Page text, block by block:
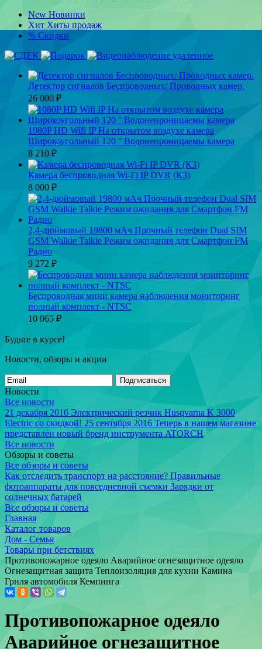
New Новинки
Хит Хиты продаж
% Скидки
Детектор сигналов Беспроводных/ Проводных камер.
26 000 ₽
1080P HD Wifi IP На открытом воздухе камера
Широкоугольный 120 ° Водонепроницаемы камера
8 210 ₽
Камера беспроводная Wi-Fi IP DVR (К3)
8 000 ₽
2,4-дюймовый 19800 мАч Прочный телефон Dual SIM
GSM Walkie Talkie Режим ожидания для Смартфон FM
Радио
9 272 ₽
Беспроводная мини камера наблюдения мониторинг
полный комплект - NTSC
10 065 ₽
Будьте в курсе!
Новости, обзоры и акции
Подписаться
Новости
Все новости
21 декабря 2016 Электрический резчик Husqvarna K 3000
Electric со скидкой! 25 сентября 2016 Теперь в нашем магазине
представлен новый бренд инструмента ATORCH
Все новости
Обзоры и советы
Все обзоры и советы
Как отследить транспорт на расстояние? Правильные
фотоаппараты для повседневной съемки Зарядки от
солнечных батарей
Все обзоры и советы
Главная
Каталог товаров
Дом - Семья
Товары при бетствиях
Противопожарное одеяло Аварийное огнезащитное одеяло
Огнезащитная защита Теплоизоляция для кухни Камина
Гриля автомобиля Кемпинга
Противопожарное одеяло
Аварийное огнезащитное